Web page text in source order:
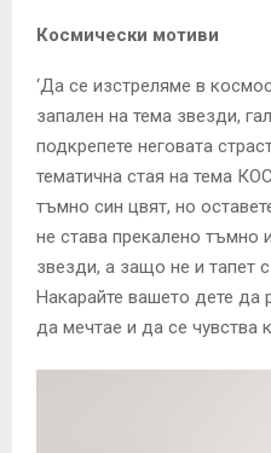
Космически мотиви
‘Да се изстреляме в
запален на тема звезди,
подкрепете неговата
тематична стая на тема
тъмно син цвят, но
не става прекалено тъмно
звезди, а защо не и тапет
Накарайте вашето дете да
да мечтае и да се чувства